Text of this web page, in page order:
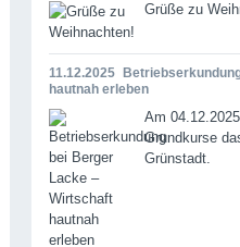
Grüße zu
11.12.2025
hautnah erleben
Am
Grundkurse
Grünstadt.